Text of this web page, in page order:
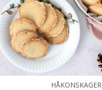
HÅKONSKAGER